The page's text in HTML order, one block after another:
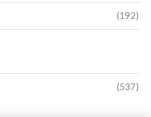
(192)
(537)